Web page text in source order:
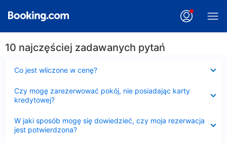
10 najczęściej zadawanych pytań
Co jest wliczone w cenę?
Czy mogę zarezerwować pokój, nie posiadając karty
kredytowej?
W jaki sposób mogę się dowiedzieć, czy moja rezerwacja
jest potwierdzona?